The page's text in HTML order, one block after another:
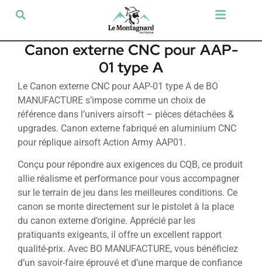
Canon externe CNC pour AAP-
01 type A
Le Canon externe CNC pour AAP-01 type A de BO
MANUFACTURE s’impose comme un choix de
référence dans l’univers airsoft – pièces détachées &
upgrades. Canon externe fabriqué en aluminium CNC
pour réplique airsoft Action Army AAP01.
Conçu pour répondre aux exigences du CQB, ce produit
allie réalisme et performance pour vous accompagner
sur le terrain de jeu dans les meilleures conditions. Ce
canon se monte directement sur le pistolet à la place
du canon externe d’origine. Apprécié par les
pratiquants exigeants, il offre un excellent rapport
qualité-prix. Avec BO MANUFACTURE, vous bénéficiez
d’un savoir-faire éprouvé et d’une marque de confiance